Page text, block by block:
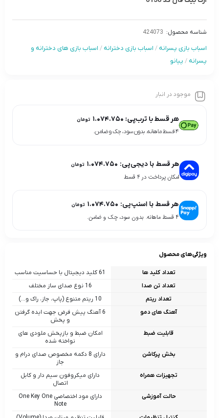
شناسه محصول: 424073
اسباب بازی پسرانه / اسباب بازی دخترانه / اسباب بازی های دخترانه و
پسرانه / پیانو
موجود در انبار
هر قسط با ترب‌پی: ۱.۰۷۴.۷۵۰ تومان
۴ قسط ماهانه. بدون سود، چک و ضامن.
هر قسط با دیجی‌پی: ۱.۰۷۴.۷۵۰ تومان
امکان پرداخت در 4 قسط
هر قسط با اسنپ‌پی: ۱.۰۷۴.۷۵۰ تومان
۴ قسط ماهانه. بدون سود، چک و ضامن.
ویژگی‌های محصول
تعداد کلید ها
61 کلید دیجیتال با حساسیت مناسب
تعداد تن صدا
16 نوع صدای ساز مختلف
تعداد ریتم
10 ریتم متنوع (پاپ، جاز، راک و…)
آهنگ های دمو
6 آهنگ پیش‌ فرض جهت ایده گرفتن
و پخش
قابلیت ضبط
امکان ضبط و بازپخش ملودی‌ های
نواخته شده
بخش پرکاشن
دارای 8 دکمه مخصوص صدای درام و
جاز
تجهیزات همراه
دارای میکروفون سیم‌ دار و کابل
اتصال
حالت آموزشی
دارای مود اختصاصی One Key One
Note